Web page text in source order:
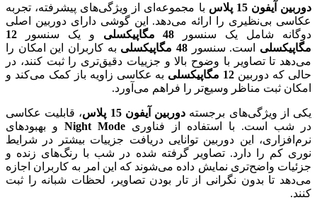
دوربین آیفون 15 پلاس
با مجموعه‌ای از ویژگی‌های پیشرفته، تجربه
عکاسی بی‌نظیری را ارائه می‌دهد. این گوشی دارای دوربین اصلی
دوگانه شامل یک سنسور 48 مگاپیکسلی و یک سنسور 12
مگاپیکسلی است. سنسور 48 مگاپیکسلی
به کاربران این امکان را
می‌دهد تا تصاویر با وضوح بالا و جزییات دقیق‌تری را ثبت کنند، در
حالی که دوربین 12 مگاپیکسلی
به عکاسی زاویه باز کمک می‌کند و
امکان ثبت مناظر وسیع‌تر را فراهم می‌آورد.
یکی از ویژگی‌های برجسته دوربین آیفون 15 پلاس
، قابلیت عکاسی
در شب است. با استفاده از فناوری Night Modeو بهبودهای
نرم‌افزاری، این دوربین توانایی دریافت جزییات بیشتر در شرایط
نوری کم را دارد. تصاویر گرفته شده در شب با رنگ‌های زنده و
جزئیات واضح‌تری نمایش داده می‌شوند که این امر به کاربران اجازه
می‌دهد تا بدون نگرانی از تار بودن تصاویر، لحظات شبانه را ثبت
کنند.